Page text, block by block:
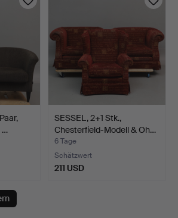
…
SESSEL, 2+1 Stk.,
Chesterfield-Modell & Oh…
6 Tage
Schätzwert
211 USD